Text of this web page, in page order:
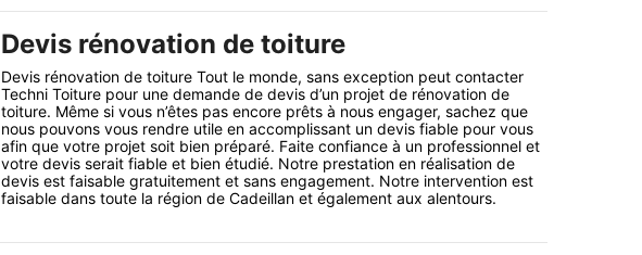
Devis rénovation de toiture
Devis rénovation de toiture Tout le monde, sans exception peut contacter
Techni Toiture pour une demande de devis d’un projet de rénovation de
toiture. Même si vous n’êtes pas encore prêts à nous engager, sachez que
nous pouvons vous rendre utile en accomplissant un devis fiable pour vous
afin que votre projet soit bien préparé. Faite confiance à un professionnel et
votre devis serait fiable et bien étudié. Notre prestation en réalisation de
devis est faisable gratuitement et sans engagement. Notre intervention est
faisable dans toute la région de Cadeillan et également aux alentours.